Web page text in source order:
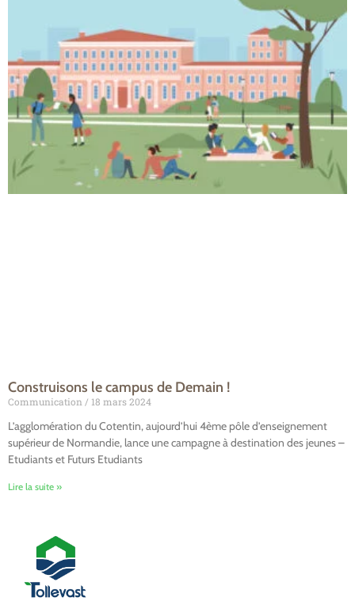
Construisons le campus de Demain !
Communication 18 mars 2024
L’agglomération du Cotentin, aujourd’hui 4ème pôle d’enseignement
supérieur de Normandie, lance une campagne à destination des jeunes –
Etudiants et Futurs Etudiants
Lire la suite »